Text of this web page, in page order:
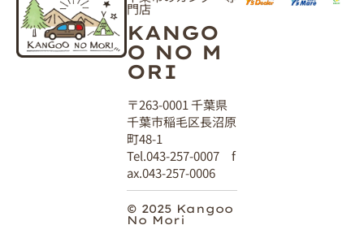
門店
KANGO
O NO M
ORI
〒263-0001 千葉県
千葉市稲毛区長沼原
町48-1
Tel.043-257-0007 f
ax.043-257-0006
© 2025 Kangoo
No Mori